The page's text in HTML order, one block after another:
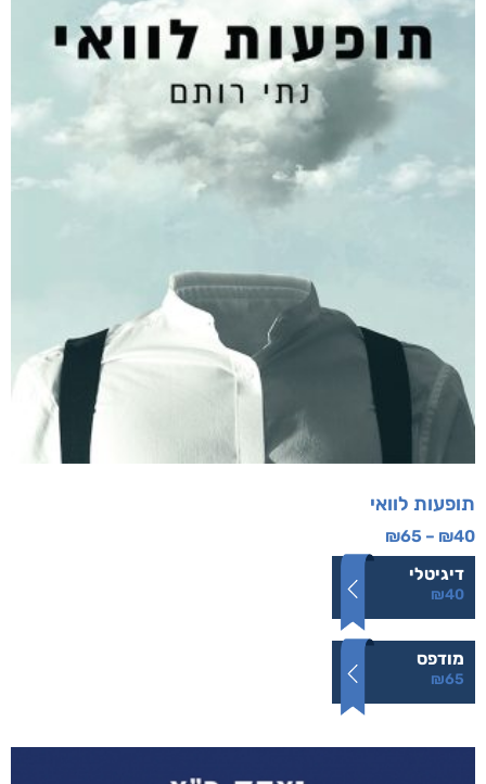
תופעות לוואי
₪40
–
₪65
דיגיטלי
₪40
מודפס
₪65